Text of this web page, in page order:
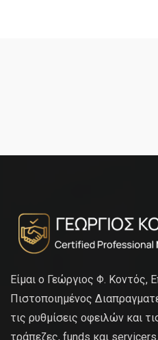
Είμαι ο Γεώργιος Φ. Κοντός,
Πιστοποιημένος
τις ρυθμίσεις οφειλών και
τράπεζες, funds και